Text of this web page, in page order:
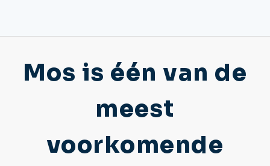
Mos is één van de
meest
voorkomende